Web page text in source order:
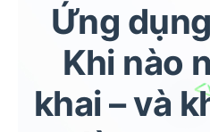
Ứng
Khi nào
khai – và